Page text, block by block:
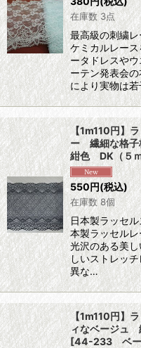
在庫数 3点
最高級の刺繍
ケミカルレー
ータドレスや
ーテン発表会
により実物は
【1m110円】
ー 繊細な格
紺色 DK（５
550円(税込)
在庫数 8個
日本製ラッセ
本製ラッセル
光沢のある美
しいストレッ
異な…
【1m110円】
ィなベージュ
[44-233 ベー